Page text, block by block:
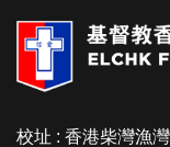
校址 : 香港柴灣漁